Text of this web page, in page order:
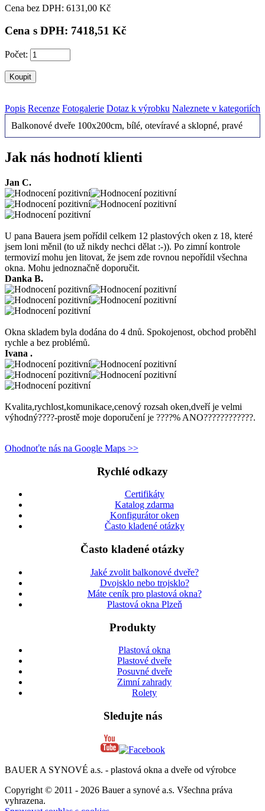
Cena bez DPH: 6131,00 Kč
Cena s DPH: 7418,51 Kč
Počet:
Popis Recenze Fotogalerie Dotaz k výrobku Naleznete v kategoriích
Balkonové dveře 100x200cm, bílé, otevíravé a sklopné, pravé
Jak nás hodnotí klienti
Jan C.
U pana Bauera jsem pořídil celkem 12 plastových oken z 18, které
jsem loni měnil (to už nikdy nechci dělat :-)). Po zimní kontrole
termovizí mohu jen litovat, že jsem zde rovnou nepořídil všechna
okna. Mohu jednoznačně doporučit.
Danka B.
Okna skladem byla dodána do 4 dnů. Spokojenost, obchod proběhl
rychle a bez problémů.
Ivana .
Kvalita,rychlost,komunikace,cenový rozsah oken,dveří je velmi
výhodný????-prostě moje doporučení je ????% ANO????????????.
Ohodnoťte nás na Google Maps >>
Rychlé odkazy
Certifikáty
Katalog zdarma
Konfigurátor oken
Často kladené otázky
Často kladené otázky
Jaké zvolit balkonové dveře?
Dvojsklo nebo trojsklo?
Máte ceník pro plastová okna?
Plastová okna Plzeň
Produkty
Plastová okna
Plastové dveře
Posuvné dveře
Zimní zahrady
Rolety
Sledujte nás
BAUER A SYNOVÉ a.s. - plastová okna a dveře od výrobce
Copyright © 2011 - 2026 Bauer a synové a.s. Všechna práva
vyhrazena.